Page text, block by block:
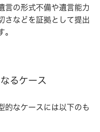
言の形式不備や遺言能力
さなどを証拠として提出
。
るケース
的なケースには以下のも